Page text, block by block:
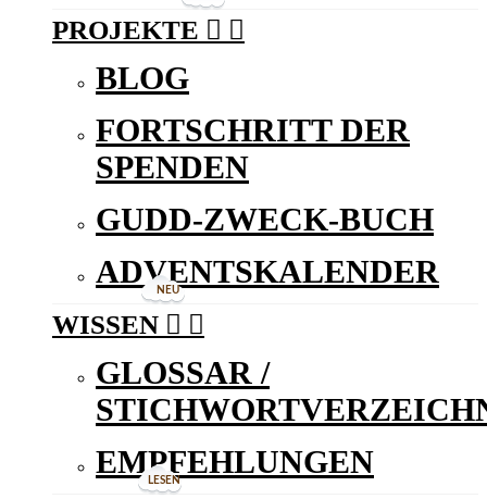
PROJEKTE  
BLOG
FORTSCHRITT DER
SPENDEN
GUDD-ZWECK-BUCH
ADVENTSKALENDER
WISSEN
NEU
 
GLOSSAR /
EMPFEHLUNGEN
LESEN